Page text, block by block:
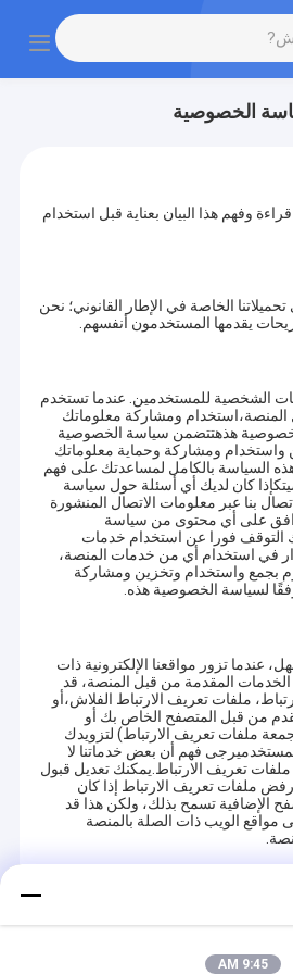
الخصوصية
وفهم هذا البيان بعناية قبل استخدام
الخاصة في الإطار القانوني؛ نحن
يقدمها المستخدمون أنفسهم.
الشخصية للمستخدمين. عندما تستخدم
ومشاركة معلوماتك
هذهتتضمن سياسة الخصوصية
ومشاركة وحماية معلوماتك
السياسة بالكامل لمساعدتك على فهم
كان لديك أي أسئلة حول سياسة
بنا عبر معلومات الاتصال المنشورة
على أي محتوى من سياسة
التوقف فورا عن استخدام خدمات
في استخدام أي من خدمات المنصة،
بجمع واستخدام وتخزين ومشاركة
لسياسة الخصوصية هذه.
عندما تزور مواقعنا الإلكترونية ذات
المقدمة من قبل المنصة، قد
ملفات تعريف الارتباط الفلاش،أو
من قبل المتصفح الخاص بك أو
ملفات تعريف الارتباط) لتزويدك
فهم أن بعض خدماتنا لا
ملفات تعريف الارتباط.يمكنك تعديل قبول
ملفات تعريف الارتباط إذا كان
الإضافية تسمح بذلك، ولكن هذا قد
مواقع الويب ذات الصلة بالمنصة
نسعى جاهدين لاتخاذ جميع التدابير
في حالة تسرب المعلومات أو
في الوصول إلى مركز البيانات. نحن أيضا
9:45 AM